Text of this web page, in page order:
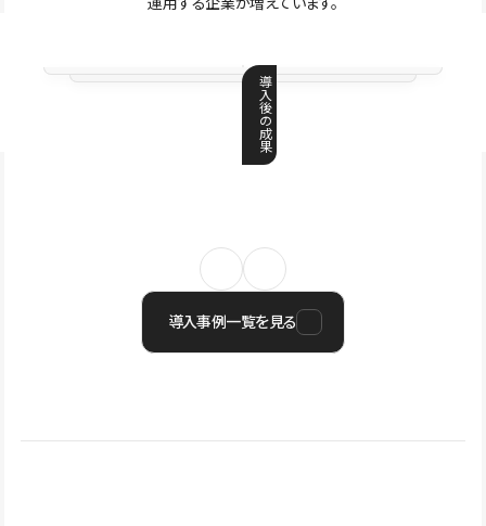
導
入
後
の
成
果
導入事例一覧を見る